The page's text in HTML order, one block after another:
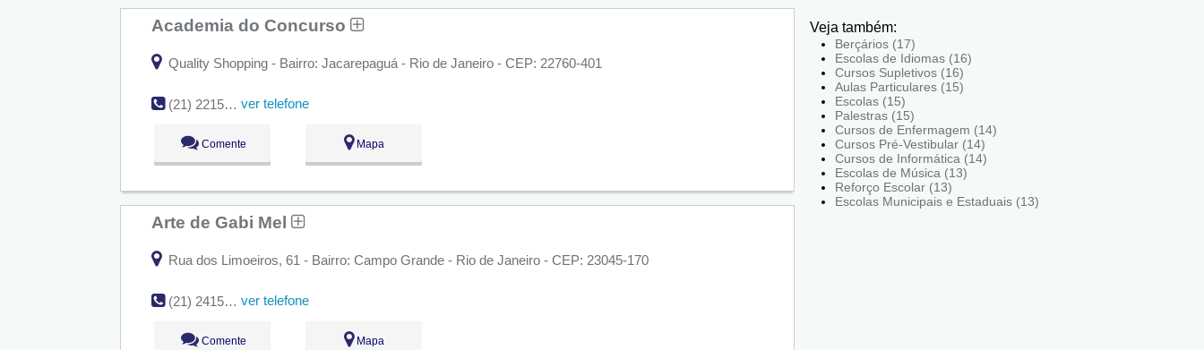
Academia do Concurso
Quality Shopping - Bairro: Jacarepaguá - Rio de Janeiro - CEP: 22760-401
(21) 2215-5771 / (21) 3649-6412 ver telefone
Comente Mapa
Arte de Gabi Mel
Rua dos Limoeiros, 61 - Bairro: Campo Grande - Rio de Janeiro - CEP: 23045-170
(21) 2415-5317 ver telefone
Comente Mapa
Veja também:
Berçários (17)
Escolas de Idiomas (16)
Cursos Supletivos (16)
Aulas Particulares (15)
Escolas (15)
Palestras (15)
Cursos de Enfermagem (14)
Cursos Pré-Vestibular (14)
Cursos de Informática (14)
Escolas de Música (13)
Reforço Escolar (13)
Escolas Municipais e Estaduais (13)